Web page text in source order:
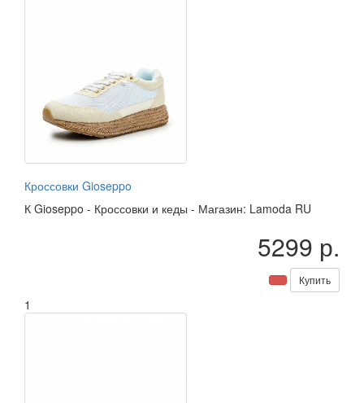
Кроссовки Gioseppo
К Gioseppo - Кроссовки и кеды - Магазин: Lamoda RU
5299 р.
Купить
1